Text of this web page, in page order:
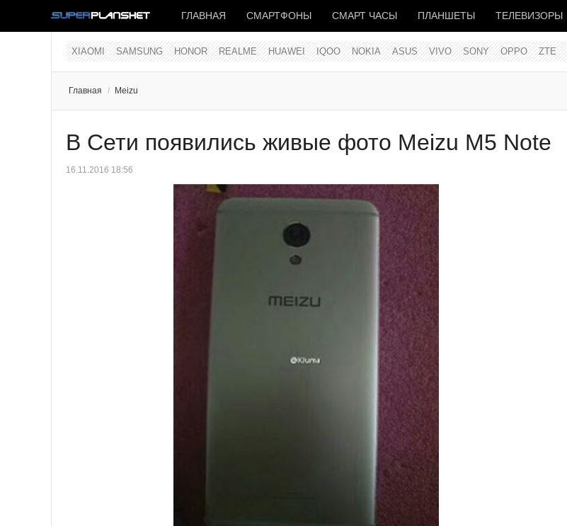
ГЛАВНАЯ СМАРТФОНЫ СМАРТ ЧАСЫ ПЛАНШЕТЫ ТЕЛЕВИЗОРЫ
XIAOMI SAMSUNG HONOR REALME HUAWEI IQOO NOKIA ASUS VIVO SONY OPPO ZTE
Главная / Meizu
В Сети появились живые фото Meizu M5 Note
16.11.2016 18:56